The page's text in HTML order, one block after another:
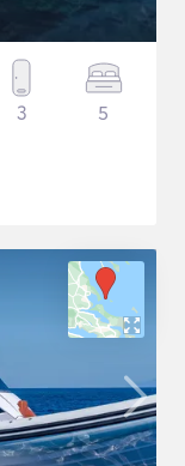
3 5